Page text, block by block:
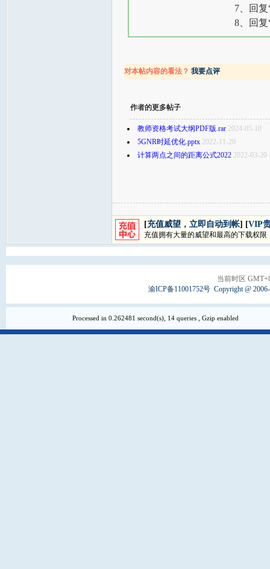
7、回复
8、回复
对本帖内容的看法？ 我要点评
作者的更多帖子
教师资格考试大纲PDF版.rar 2024-05-10
5GNR时延优化.pptx 2022-11-29
计算两点之间的距离公式2022 2022-03-20
[充值威望，立即自动到帐] [VIP
充值拥有大量的威望和最高的下载权限
当前时区
渝ICP备11001752号 Copyright @
Processed in 0.262481 second(s), 14 queries , Gzip enabled